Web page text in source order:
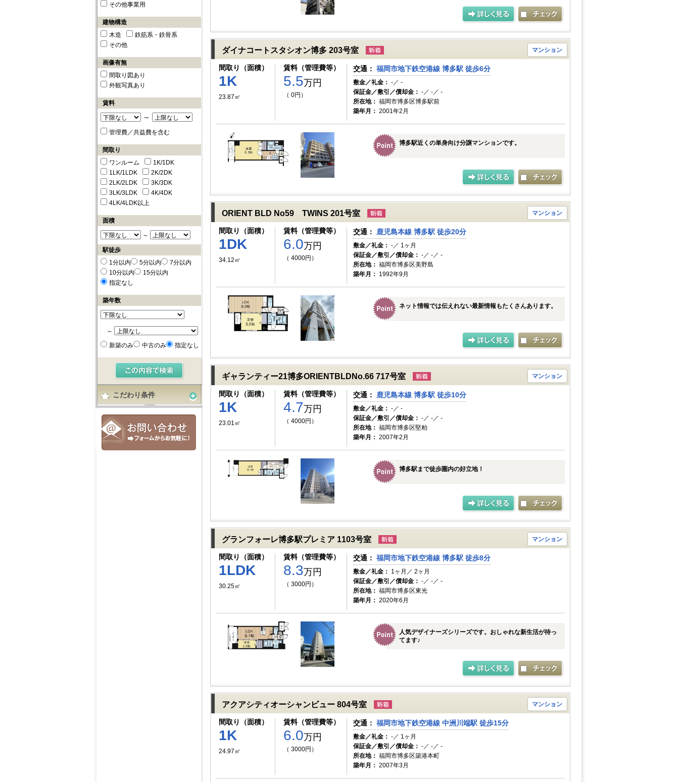
その他事業用
建物構造
木造
鉄筋系・鉄骨系
その他
画像有無
間取り図あり
外観写真あり
賃料
～
管理費／共益費を含む
間取り
ワンルーム
1K/1DK
1LK/1LDK
2K/2DK
2LK/2LDK
3K/3DK
3LK/3LDK
4K/4DK
4LK/4LDK以上
面積
～
駅徒歩
1分以内
5分以内
7分以内
10分以内
15分以内
指定なし
築年数
～
新築のみ
中古のみ 指定なし
こだわり条件
ダイナコートスタシオン博多 203号室 マンション
間取り（面積）
1K
23.87㎡
賃料（管理費等）
5.5万円
（ 0円）
交通： 福岡市地下鉄空港線 博多駅 徒歩6分
敷金／礼金： -／ -
保証金／敷引／償却金： -／ -／ -
所在地： 福岡市博多区博多駅前
築年月： 2001年2月
博多駅近くの単身向け分譲マンションです。
ORIENT BLD No59 TWINS 201号室 マンション
間取り（面積）
1DK
34.12㎡
賃料（管理費等）
6.0万円
（ 4000円）
交通： 鹿児島本線 博多駅 徒歩20分
敷金／礼金： -／ 1ヶ月
保証金／敷引／償却金： -／ -／ -
所在地： 福岡市博多区美野島
築年月： 1992年9月
ネット情報では伝えれない最新情報もたくさんあります。
ギャランティー21博多ORIENTBLDNo.66 717号室 マンション
間取り（面積）
1K
23.01㎡
賃料（管理費等）
4.7万円
（ 4000円）
交通： 鹿児島本線 博多駅 徒歩10分
敷金／礼金： -／ -
保証金／敷引／償却金： -／ -／ -
所在地： 福岡市博多区堅粕
築年月： 2007年2月
博多駅まで徒歩圏内の好立地！
グランフォーレ博多駅プレミア 1103号室 マンション
間取り（面積）
1LDK
30.25㎡
賃料（管理費等）
8.3万円
（ 3000円）
交通： 福岡市地下鉄空港線 博多駅 徒歩8分
敷金／礼金： 1ヶ月／ 2ヶ月
保証金／敷引／償却金： -／ -／ -
所在地： 福岡市博多区東光
築年月： 2020年6月
人気デザイナーズシリーズです。おしゃれな新生活が待っ
てます♪
アクアシティオーシャンビュー 804号室 マンション
間取り（面積）
1K
24.97㎡
賃料（管理費等）
6.0万円
（ 3000円）
交通： 福岡市地下鉄空港線 中洲川端駅 徒歩15分
敷金／礼金： -／ 1ヶ月
保証金／敷引／償却金： -／ -／ -
所在地： 福岡市博多区築港本町
築年月： 2007年3月